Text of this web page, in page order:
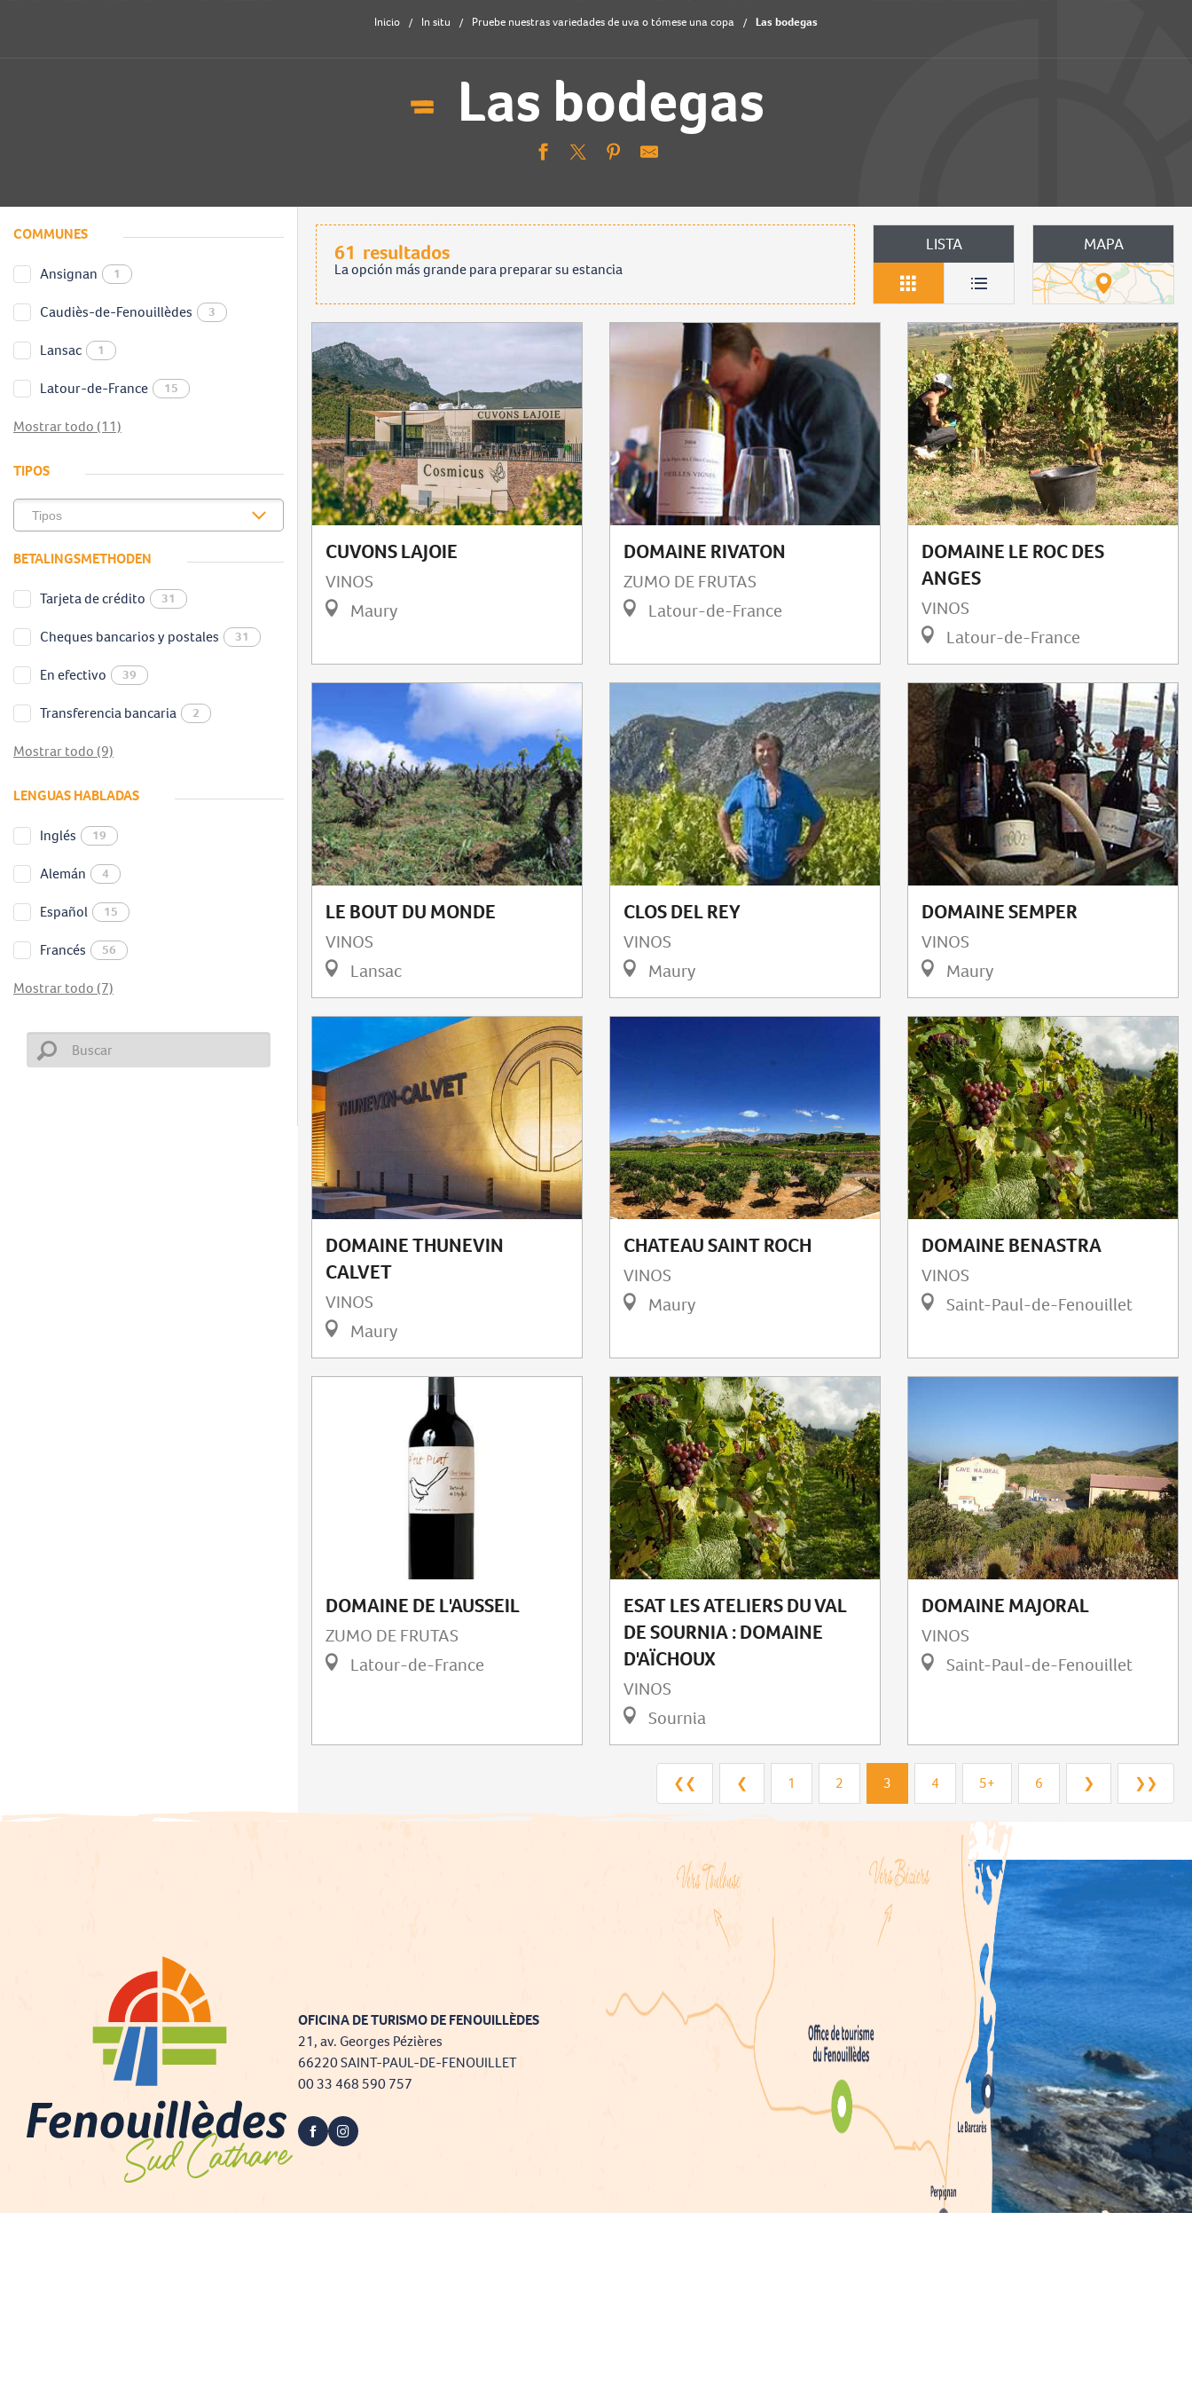
Inicio In situ Pruebe nuestras variedades de uva o tómese una copa Las bodegas
Las bodegas
COMMUNES
Ansignan 1
Caudiès-de-Fenouillèdes 3
Lansac 1
Latour-de-France 15
Mostrar todo (11)
TIPOS
BETALINGSMETHODEN
Tarjeta de crédito 31
Cheques bancarios y postales 31
En efectivo 39
Transferencia bancaria 2
Mostrar todo (9)
LENGUAS HABLADAS
Inglés 19
Alemán 4
Español 15
Francés 56
Mostrar todo (7)
61 resultados
La opción más grande para preparar su estancia
LISTA MAPA
CUVONS LAJOIE
VINOS
Maury
DOMAINE RIVATON
ZUMO DE FRUTAS
Latour-de-France
DOMAINE LE ROC DES
ANGES
VINOS
Latour-de-France
LE BOUT DU MONDE
VINOS
Lansac
CLOS DEL REY
VINOS
Maury
DOMAINE SEMPER
VINOS
Maury
DOMAINE THUNEVIN
CALVET
VINOS
Maury
CHATEAU SAINT ROCH
VINOS
Maury
DOMAINE BENASTRA
VINOS
Saint-Paul-de-Fenouillet
DOMAINE DE L'AUSSEIL
ZUMO DE FRUTAS
Latour-de-France
ESAT LES ATELIERS DU VAL
DE SOURNIA : DOMAINE
D'AÏCHOUX
VINOS
Sournia
DOMAINE MAJORAL
VINOS
Saint-Paul-de-Fenouillet
❮❮ ❮ 1 2 3 4 5+ 6 ❯ ❯❯
OFICINA DE TURISMO DE FENOUILLÈDES
21, av. Georges Pézières
66220 SAINT-PAUL-DE-FENOUILLET
00 33 468 590 757